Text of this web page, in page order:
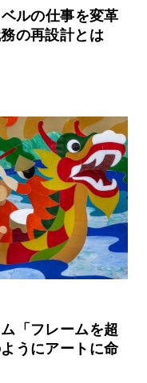
ルの仕事を変革
の再設計とは
「フレームを超
うにアートに命